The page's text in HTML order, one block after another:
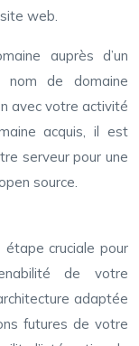
web.
auprès d’un
nom de domaine
avec votre activité
acquis, il est
serveur pour une
source.
étape cruciale pour
de votre
adaptée
futures de votre